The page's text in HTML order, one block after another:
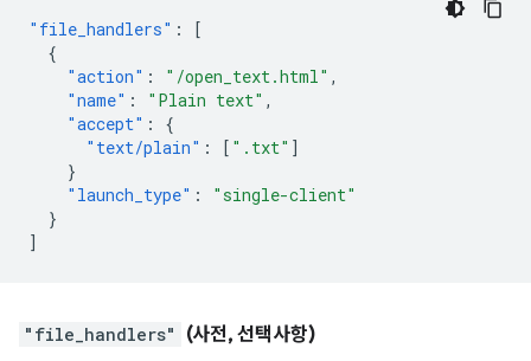
"file_handlers" :
[
{
"action" : "/open_text.html" ,
"name" : "Plain text" ,
"accept" :
{
"text/plain" : [ ".txt" ]
}
"launch_type" :
"single-client"
}
]
"file_handlers"
(사전, 선택사항)